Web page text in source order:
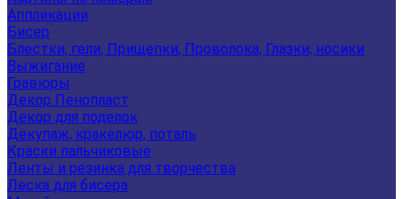
Аппликации
Бисер
Блестки, гели, Прищепки, Проволока, Глазки, носики
Выжигание
Гравюры
Декор Пенопласт
Декор для поделок
Декупаж, кракелюр, поталь
Краски пальчиковые
Ленты и резинка для творчества
Леска для бисера